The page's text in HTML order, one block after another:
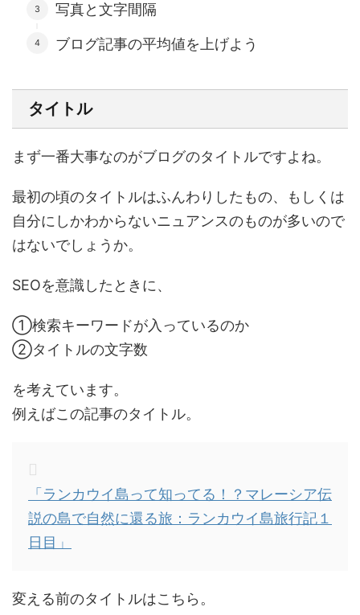
写真と文字間隔
ブログ記事の平均値を上げよう
タイトル
まず一番大事なのがブログのタイトルですよね。
最初の頃のタイトルはふんわりしたもの、もしくは
自分にしかわからないニュアンスのものが多いので
はないでしょうか。
SEOを意識したときに、
①検索キーワードが入っているのか
②タイトルの文字数
を考えています。
例えばこの記事のタイトル。
「ランカウイ島って知ってる！？マレーシア伝
説の島で自然に還る旅：ランカウイ島旅行記１
日目」
変える前のタイトルはこちら。